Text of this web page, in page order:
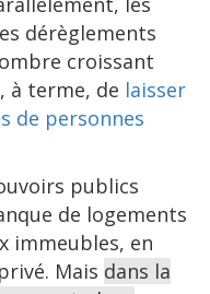
dérèglements
croissant
à terme, de laisser
de personnes
publics
de logements
immeubles, en
Mais dans la